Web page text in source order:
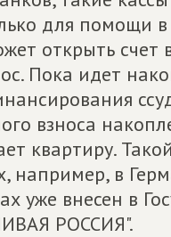
для помощи
открыть
Пока идет
взноса
квартиру.
например, в
уже внесен в
РОССИЯ".